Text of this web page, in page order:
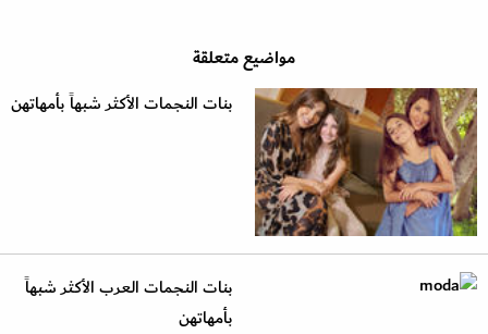
مواضيع متعلقة
بنات النجمات الأكثر شبهاً بأمهاتهن
بنات النجمات العرب الأكثر شبهاً
بأمهاتهن